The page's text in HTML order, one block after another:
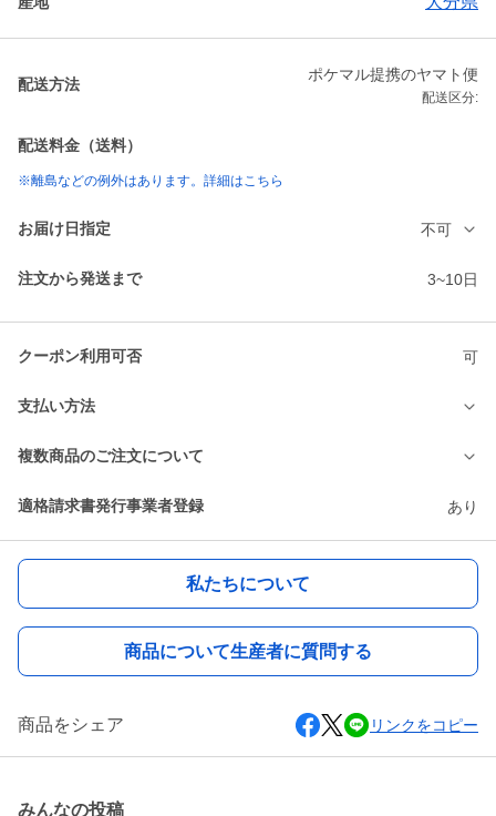
配送方法
ポケマル提携のヤマト便
配送区分:
配送料金（送料）
※離島などの例外はあります。詳細はこちら
お届け日指定 不可
注文から発送まで 3~10日
クーポン利用可否 可
支払い方法
複数商品のご注文について
適格請求書発行事業者登録 あり
私たちについて
商品について生産者に質問する
商品をシェア リンクをコピー
みんなの投稿